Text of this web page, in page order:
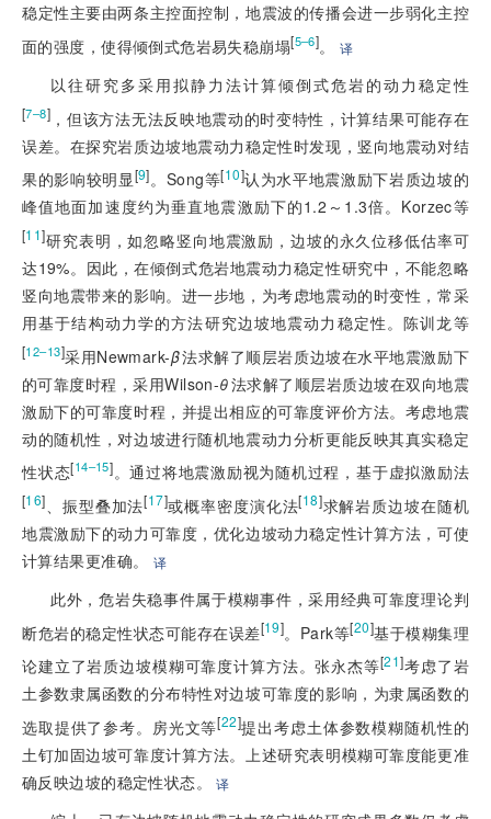
稳定性主要由两条主控面控制，地震波的传播会进一步弱化主控
面的强度，使得倾倒式危岩易失稳崩塌[5–6]。译
以往研究多采用拟静力法计算倾倒式危岩的动力稳定性
[7–8] ，但该方法无法反映地震动的时变特性，计算结果可能存在
误差。在探究岩质边坡地震动力稳定性时发现，竖向地震动对结
果的影响较明显[9]。Song等[10]认为水平地震激励下岩质边坡的
峰值地面加速度约为垂直地震激励下的1.2～1.3倍。Korzec等
[11]研究表明，如忽略竖向地震激励，边坡的永久位移低估率可
达19%。因此，在倾倒式危岩地震动力稳定性研究中，不能忽略
竖向地震带来的影响。进一步地，为考虑地震动的时变性，常采
用基于结构动力学的方法研究边坡地震动力稳定性。陈训龙等
[12–13]采用Newmark-β法求解了顺层岩质边坡在水平地震激励下
的可靠度时程，采用Wilson-θ法求解了顺层岩质边坡在双向地震
激励下的可靠度时程，并提出相应的可靠度评价方法。考虑地震
动的随机性，对边坡进行随机地震动力分析更能反映其真实稳定
性状态[14–15]。通过将地震激励视为随机过程，基于虚拟激励法
[16] 、振型叠加法[17]或概率密度演化法[18]求解岩质边坡在随机
地震激励下的动力可靠度，优化边坡动力稳定性计算方法，可使
计算结果更准确。
译
此外，危岩失稳事件属于模糊事件，采用经典可靠度理论判
断危岩的稳定性状态可能存在误差[19]。Park等[20]基于模糊集理
论建立了岩质边坡模糊可靠度计算方法。张永杰等[21]考虑了岩
土参数隶属函数的分布特性对边坡可靠度的影响，为隶属函数的
选取提供了参考。房光文等[22]提出考虑土体参数模糊随机性的
土钉加固边坡可靠度计算方法。上述研究表明模糊可靠度能更准
确反映边坡的稳定性状态。译